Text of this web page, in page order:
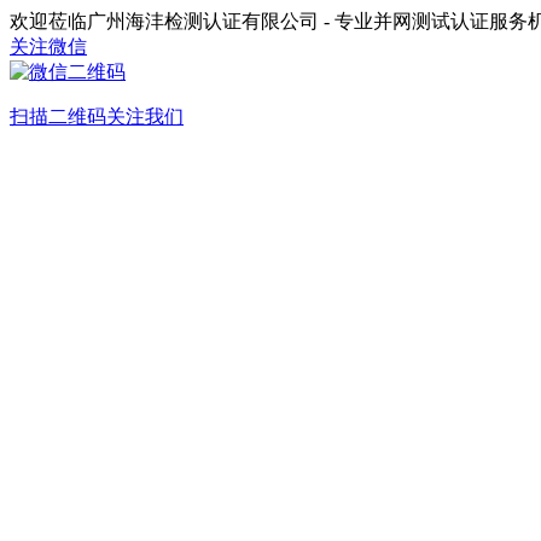
欢迎莅临广州海沣检测认证有限公司 - 专业并网测试认证服务
关注微信
扫描二维码关注我们